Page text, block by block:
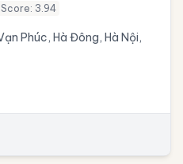
Score: 3.94
Phúc, Hà Đông, Hà Nội,